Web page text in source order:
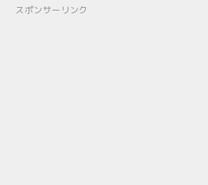
スポンサーリンク